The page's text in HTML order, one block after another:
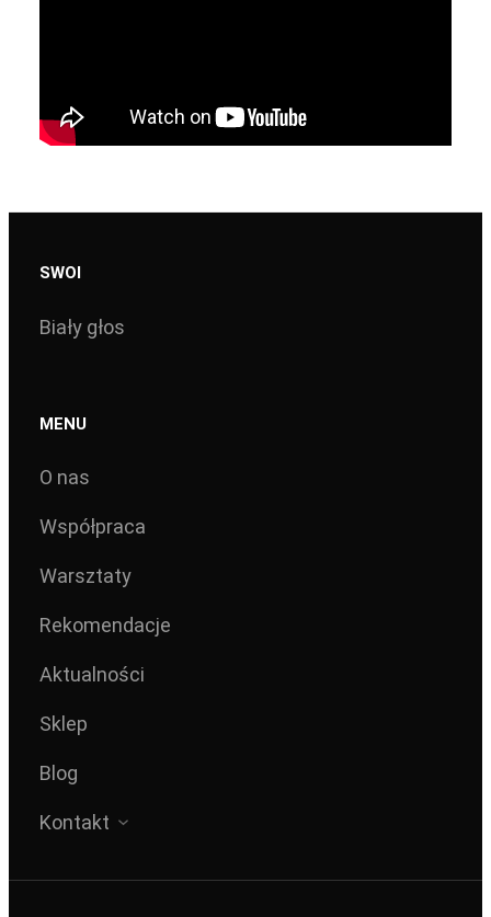
SWOI
Biały głos
MENU
O nas
Współpraca
Warsztaty
Rekomendacje
Aktualności
Sklep
Blog
Kontakt